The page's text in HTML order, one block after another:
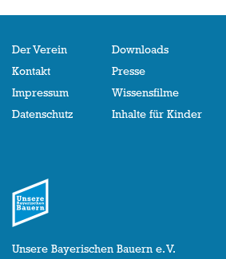
Der Verein
Kontakt
Impressum
Datenschutz
Downloads
Presse
Wissensfilme
Inhalte für Kinder
Unsere Bayerischen Bauern e. V.